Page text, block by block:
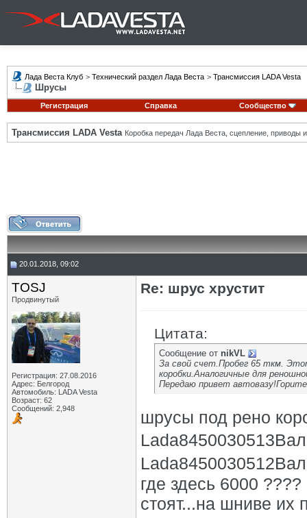
Лада Веста Клуб > Технический раздел Лада Веста > Трансмиссия LADA Vesta
Шрусы
Регистрация Справка Сообщество
Трансмиссия LADA Vesta Коробка передач Лада Веста, сцепление, приводы и
20.01.2018, 09:02
TOSJ
Продвинутый
Регистрация: 27.08.2016
Адрес: Белгород
Автомобиль: LADA Vesta
Возраст: 62
Сообщений: 2,948
Re: шрус хрустит
Цитата:
Сообщение от nikVL
За свой счет.Пробег 65 ткм.
коробки.Аналогичные для
Передаю привет
шрусы под рено
где здесь 6000
стоят...на шниве их